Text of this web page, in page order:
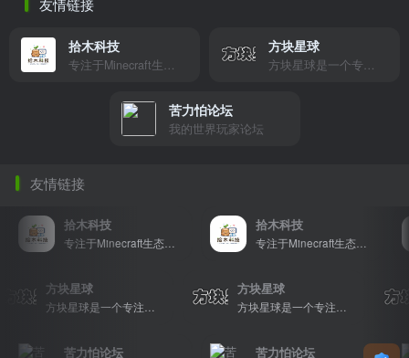
拾木科技
专注于Minecraft生态建设
方块星球
方块星球是一个专注于我的世界的中文论坛，提供丰富的资源分享、玩家交流和创意展示，包括地图、皮肤、数据包等内容，打造Minecraft玩家的专属社区乐园！
苦力怕论坛
我的世界玩家论坛
友情链接
拾木科技
专注于Minecraft生态建设
拾木科技
专注于Minecraft生态建设
方块星球 方块星球
苦力怕论坛 苦力怕论坛